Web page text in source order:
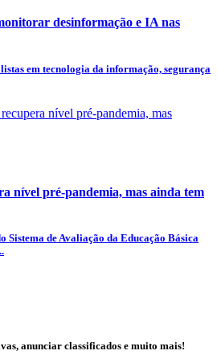
desinformação e IA nas
em tecnologia da informação, segurança
nível pré-pandemia, mas ainda tem
Sistema de Avaliação da Educação Básica
anunciar classificados e muito mais!